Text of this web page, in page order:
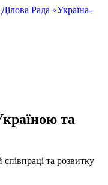
Ділова Рада «Україна-
та
та розвитку